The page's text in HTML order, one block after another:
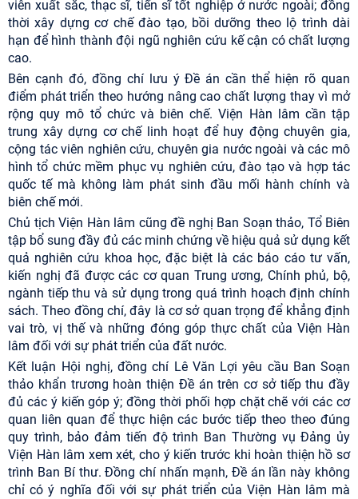
viên xuất sắc, thạc sĩ, tiến sĩ tốt nghiệp ở nước ngoài; đồng
thời xây dựng cơ chế đào tạo, bồi dưỡng theo lộ trình dài
hạn để hình thành đội ngũ nghiên cứu kế cận có chất lượng
cao.
Bên cạnh đó, đồng chí lưu ý Đề án cần thể hiện rõ quan
điểm phát triển theo hướng nâng cao chất lượng thay vì mở
rộng quy mô tổ chức và biên chế. Viện Hàn lâm cần tập
trung xây dựng cơ chế linh hoạt để huy động chuyên gia,
cộng tác viên nghiên cứu, chuyên gia nước ngoài và các mô
hình tổ chức mềm phục vụ nghiên cứu, đào tạo và hợp tác
quốc tế mà không làm phát sinh đầu mối hành chính và
biên chế mới.
Chủ tịch Viện Hàn lâm cũng đề nghị Ban Soạn thảo, Tổ Biên
tập bổ sung đầy đủ các minh chứng về hiệu quả sử dụng kết
quả nghiên cứu khoa học, đặc biệt là các báo cáo tư vấn,
kiến nghị đã được các cơ quan Trung ương, Chính phủ, bộ,
ngành tiếp thu và sử dụng trong quá trình hoạch định chính
sách. Theo đồng chí, đây là cơ sở quan trọng để khẳng định
vai trò, vị thế và những đóng góp thực chất của Viện Hàn
lâm đối với sự phát triển của đất nước.
Kết luận Hội nghị, đồng chí Lê Văn Lợi yêu cầu Ban Soạn
thảo khẩn trương hoàn thiện Đề án trên cơ sở tiếp thu đầy
đủ các ý kiến góp ý; đồng thời phối hợp chặt chẽ với các cơ
quan liên quan để thực hiện các bước tiếp theo theo đúng
quy trình, bảo đảm tiến độ trình Ban Thường vụ Đảng ủy
Viện Hàn lâm xem xét, cho ý kiến trước khi hoàn thiện hồ sơ
trình Ban Bí thư. Đồng chí nhấn mạnh, Đề án lần này không
chỉ có ý nghĩa đối với sự phát triển của Viện Hàn lâm mà